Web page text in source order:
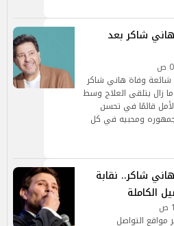
شاكر بعد
شائعة وفاة هاني شاكر
ما زال يتلقى العلاج وسط
قائمًا في تحسن
جمهوره ومحبيه في كل
شاكر.. نقابة
الكاملة
مواقع التواصل